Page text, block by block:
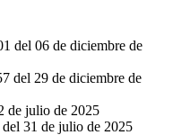
del 06 de diciembre de
del 29 de diciembre de
de julio de 2025
31 de julio de 2025